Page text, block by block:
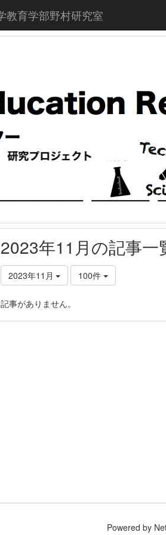
育学部野村研究室
2023年11月の記事一
2023年11月 100件
記事がありません。
Powered by